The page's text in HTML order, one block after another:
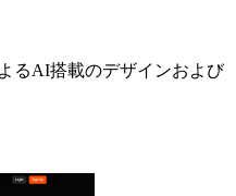
るAI搭載のデザインおよび